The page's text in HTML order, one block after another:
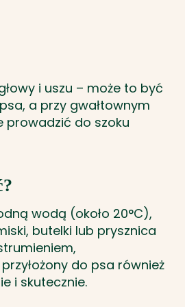
i uszu – może to być
a przy gwałtownym
prowadzić do szoku
wodą (około 20°C),
butelki lub prysznica
do psa również
i skutecznie.